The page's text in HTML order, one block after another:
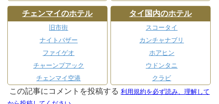
チェンマイのホテル
旧市街
ナイトバザー
ファイゲオ
チャーンプアック
チェンマイ空港
タイ国内のホテル
スコータイ
カンチャナブリ
ホアヒン
ウドンタニ
クラビ